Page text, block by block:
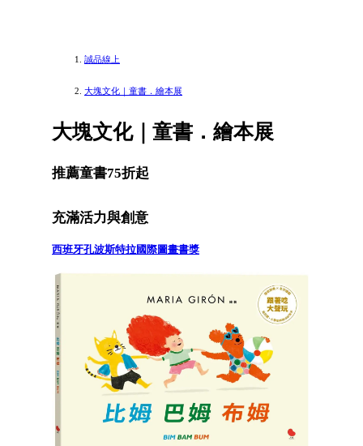
誠品線上
大塊文化｜童書．繪本展
大塊文化｜童書．繪本展
推薦童書75折起
充滿活力與創意
西班牙孔波斯特拉國際圖畫書獎